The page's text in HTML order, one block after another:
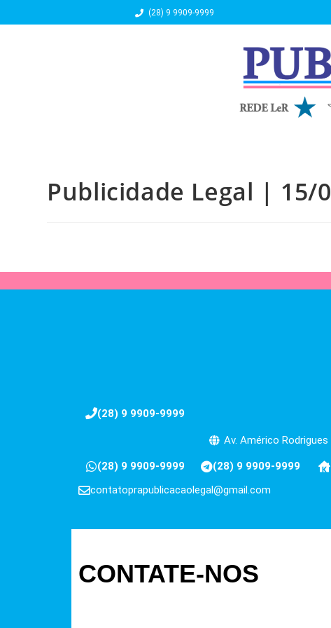
(28) 9 9909-9999
Publicidade Legal | 15/
(28) 9 9909-9999
Av. Américo
(28) 9 9909-9999 (28) 9 9909-9999
contatoprapublicacaolegal@gmail.com
CONTATE-NOS